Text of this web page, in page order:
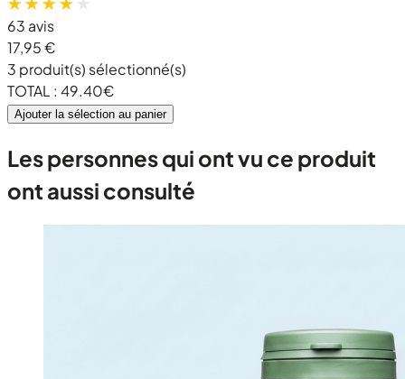
63 avis
17,95 €
3 produit(s) sélectionné(s)
TOTAL : 49.40€
Ajouter la sélection au panier
Les personnes qui ont vu ce produit
ont aussi consulté